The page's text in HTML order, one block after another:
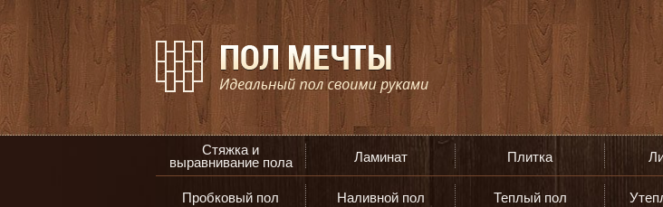
Стяжка и
выравнивание пола
Ламинат Плитка
Пробковый пол Наливной пол Теплый пол